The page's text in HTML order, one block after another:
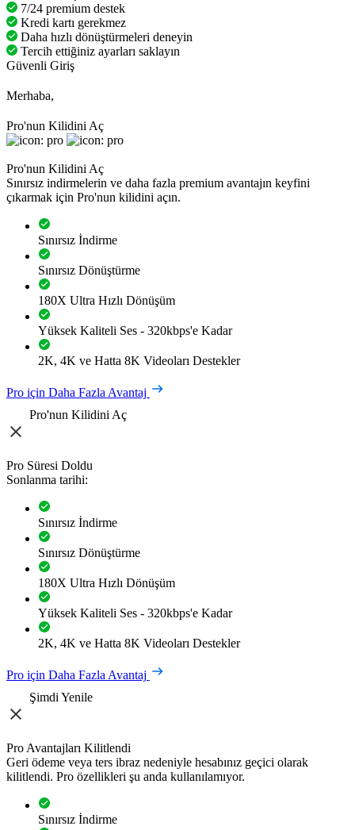
7/24 premium destek
Kredi kartı gerekmez
Daha hızlı dönüştürmeleri deneyin
Tercih ettiğiniz ayarları saklayın
Güvenli Giriş
Merhaba,
Pro'nun Kilidini Aç
Pro'nun Kilidini Aç
Sınırsız indirmelerin ve daha fazla premium avantajın keyfini
çıkarmak için Pro'nun kilidini açın.
Sınırsız İndirme
Sınırsız Dönüştürme
180X Ultra Hızlı Dönüşüm
Yüksek Kaliteli Ses - 320kbps'e Kadar
2K, 4K ve Hatta 8K Videoları Destekler
Pro için Daha Fazla Avantaj
Pro'nun Kilidini Aç
Pro Süresi Doldu
Sonlanma tarihi:
Sınırsız İndirme
Sınırsız Dönüştürme
180X Ultra Hızlı Dönüşüm
Yüksek Kaliteli Ses - 320kbps'e Kadar
2K, 4K ve Hatta 8K Videoları Destekler
Pro için Daha Fazla Avantaj
Şimdi Yenile
Pro Avantajları Kilitlendi
Geri ödeme veya ters ibraz nedeniyle hesabınız geçici olarak
kilitlendi. Pro özellikleri şu anda kullanılamıyor.
Sınırsız İndirme